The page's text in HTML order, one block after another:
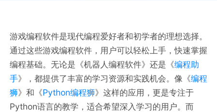
游戏编程软件是现代编程爱好者和初学者的理想选择。
通过这些游戏编程软件，用户可以轻松上手，快速掌握
编程基础。无论是《机器人编程软件》还是《编程助
手》，都提供了丰富的学习资源和实践机会。像《编程
狮》和《Python编程狮》这样的应用，更是专注于
Python语言的教学，适合希望深入学习的用户。而